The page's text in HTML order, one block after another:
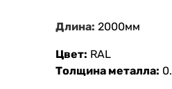
Длина: 2000мм
Цвет: RAL
Толщина металла: